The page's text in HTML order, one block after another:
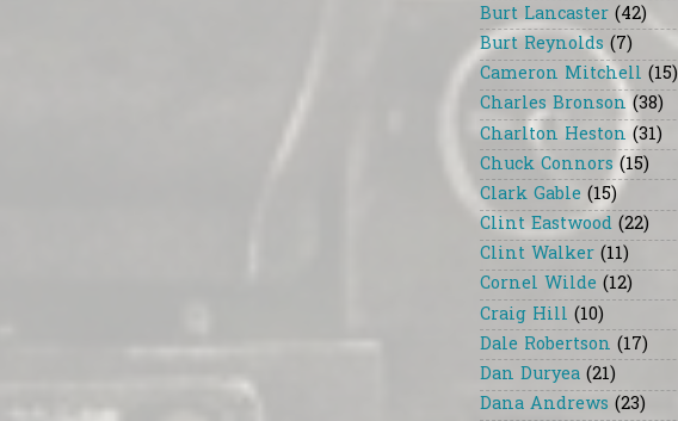
Burt Lancaster (42)
Burt Reynolds (7)
Cameron Mitchell (15)
Charles Bronson (38)
Charlton Heston (31)
Chuck Connors (15)
Clark Gable (15)
Clint Eastwood (22)
Clint Walker (11)
Cornel Wilde (12)
Craig Hill (10)
Dale Robertson (17)
Dan Duryea (21)
Dana Andrews (23)